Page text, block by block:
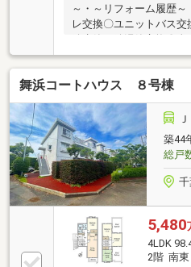
～・～リフォーム履歴
レ交換〇ユニットバス交
ペット貼替〇トイレ床
テムキッチン交換〇洗
換〇畳表替〇キッチン
ン・洗面室床タイル交
交換【令和5年1月】〇
舞浜コートハウス ８号棟
築44
総戸
千
5,480
4LDK
2階 南東